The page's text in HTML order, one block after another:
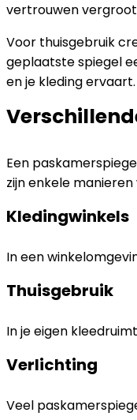
vertrouwen
Voor thuisgebruik
geplaatste spiegel
en je kleding ervaart.
Een
zijn enkele
Kledingwinkels
In een
Thuisgebruik
In je eigen
Verlichting
Veel